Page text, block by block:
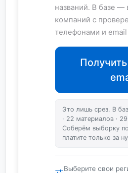
названий. В базе —
компаний с
телефонами и email
Это лишь срез. В
· 22 материалов ·
Соберём выборку
платите только за
Выберите свои